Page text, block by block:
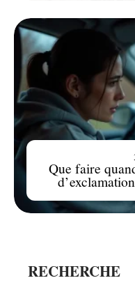
Que faire
RECHERCHE